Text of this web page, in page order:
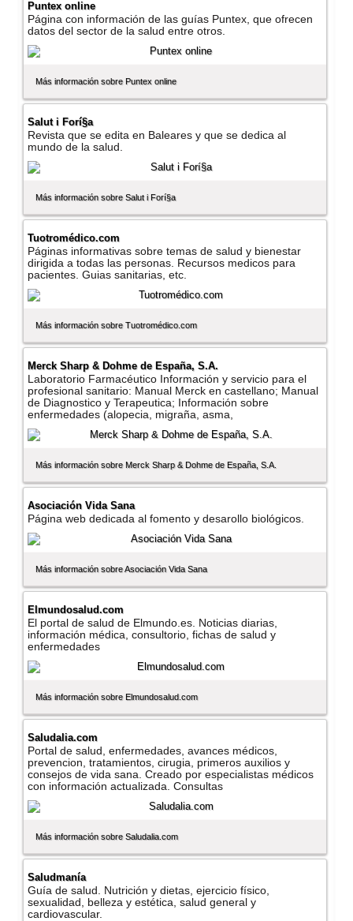
Puntex online
Página con información de las guí­as Puntex, que ofrecen
datos del sector de la salud entre otros.
Más información sobre Puntex online
Salut i Forí§a
Revista que se edita en Baleares y que se dedica al
mundo de la salud.
Más información sobre Salut i Forí§a
Tuotromédico.com
Páginas informativas sobre temas de salud y bienestar
dirigida a todas las personas. Recursos medicos para
pacientes. Guias sanitarias, etc.
Más información sobre Tuotromédico.com
Merck Sharp & Dohme de España, S.A.
Laboratorio Farmacéutico Información y servicio para el
profesional sanitario: Manual Merck en castellano; Manual
de Diagnostico y Terapeutica; Información sobre
enfermedades (alopecia, migraña, asma,
Más información sobre Merck Sharp & Dohme de España, S.A.
Asociación Vida Sana
Página web dedicada al fomento y desarollo biológicos.
Más información sobre Asociación Vida Sana
Elmundosalud.com
El portal de salud de Elmundo.es. Noticias diarias,
información médica, consultorio, fichas de salud y
enfermedades
Más información sobre Elmundosalud.com
Saludalia.com
Portal de salud, enfermedades, avances médicos,
prevencion, tratamientos, cirugia, primeros auxilios y
consejos de vida sana. Creado por especialistas médicos
con información actualizada. Consultas
Más información sobre Saludalia.com
Saludmaní­a
Guí­a de salud. Nutrición y dietas, ejercicio fí­sico,
sexualidad, belleza y estética, salud general y
cardiovascular.